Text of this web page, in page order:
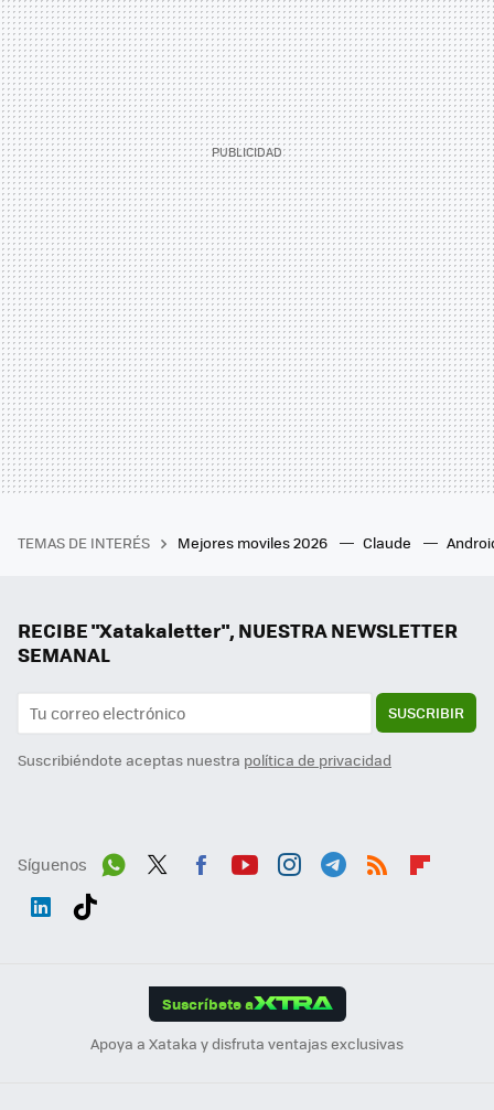
TEMAS DE INTERÉS Mejores moviles 2026 Claude
RECIBE "Xatakaletter", NUESTRA NEWSLETTER
SEMANAL
SUSCRIBIR
Suscribiéndote aceptas nuestra política de privacidad
Síguenos
Suscríbete a
Apoya a Xataka y disfruta ventajas exclusivas